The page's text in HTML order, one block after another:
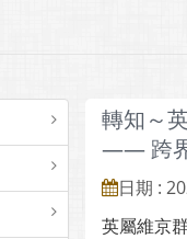
轉知～
—— 跨界
日期 :
英屬維京